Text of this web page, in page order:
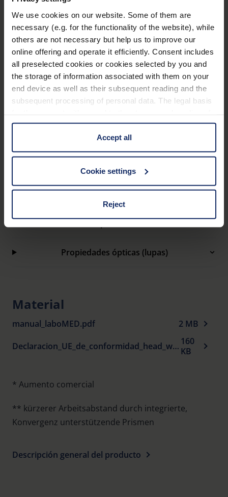
We use cookies on our website. Some of them are
necessary (e.g. for the functionality of the website), while
others are not necessary but help us to improve our
online offering and operate it efficiently. Consent includes
all preselected cookies or cookies selected by you and
the storage of information associated with them on your
end device as well as their subsequent reading and the
subsequent processing of personal data. The legal basis
information is Art. 25 para. 1 TDDDG and with regard to
the processing of personal data Art. 6 para. 1 lit. a
GDPR. We also use cookies from third-party providers.
cases, the consent in these cases the transfer of data to
third countries, in particular to the U.S.A.
clicking on "Reject". You can access your settings at any
time and deselect cookies at any time (in the Privacy
rights can be found in our
Accept all
Cookie settings
Reject
16452 binocular
2,5 x* /
5,0 dpt
180 mm
16453 binocular
3,0 x* /
7,75 dpt
130 mm
16454 monocular
4,0 x* /
55 mm
7,0 x* /
28,0 dpt
Datos técnicos
Propiedades ópticas (lupas)
Material
manual_laboMED.pdf
2 MB
Declaracion_UE_de_conformidad_head_worn_visual_aids_es.pdf 160
KB
* Aumento comercial
** kürzerer Arbeitsabstand durch integrierte,
Konvergenz unterstützende Prismen
Descripción general del producto